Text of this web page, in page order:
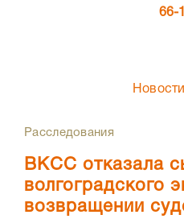
66-
Расследования
ВКСС отказала
волгоградского
возвращении